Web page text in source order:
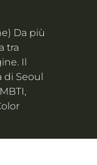
Da più
tra
Il
Seoul